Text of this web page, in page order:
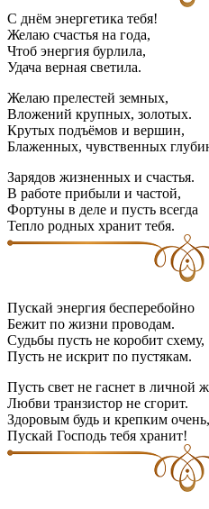
С днём энергетика тебя!
Желаю счастья на года,
Чтоб энергия бурлила,
Удача верная светила.
Желаю прелестей земных,
Вложений крупных, золотых.
Крутых подъёмов и вершин,
Блаженных, чувственных
Зарядов жизненных и счастья.
В работе прибыли и частой,
Фортуны в деле и пусть всегда
Тепло родных хранит тебя.
Пускай энергия бесперебойно
Бежит по жизни проводам.
Судьбы пусть не коробит схему,
Пусть не искрит по пустякам.
Пусть свет не гаснет в личной
Любви транзистор не сгорит.
Здоровым будь и крепким очень,
Пускай Господь тебя хранит!